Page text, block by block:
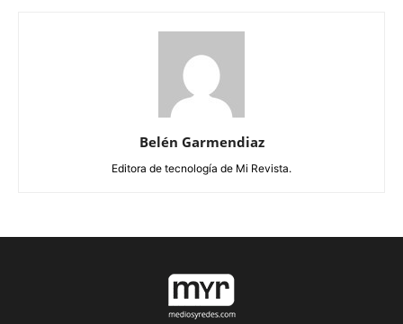
Belén Garmendiaz
Editora de tecnología de Mi Revista.